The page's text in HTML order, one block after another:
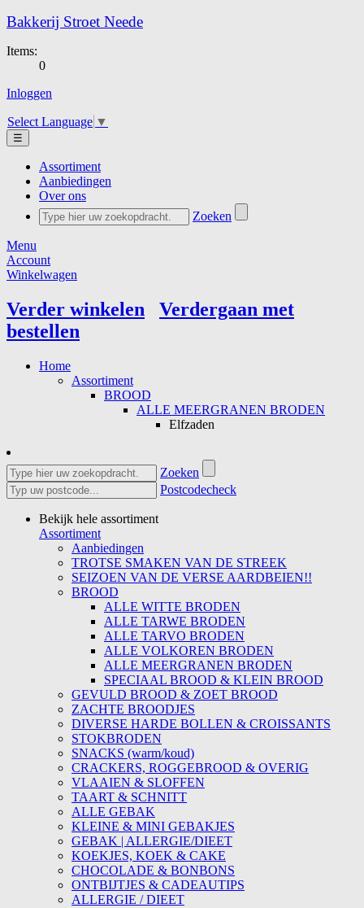
Bakkerij Stroet Neede
Items:
0
Inloggen
Select Language ▼
☰
Assortiment
Aanbiedingen
Over ons
Zoeken
Menu
Account
Winkelwagen
Verder winkelen
Verdergaan met
bestellen
Home
Assortiment
BROOD
ALLE MEERGRANEN BRODEN
Elfzaden
Zoeken
Postcodecheck
Bekijk hele assortiment
Assortiment
Aanbiedingen
TROTSE SMAKEN VAN DE STREEK
SEIZOEN VAN DE VERSE AARDBEIEN!!
BROOD
ALLE WITTE BRODEN
ALLE TARWE BRODEN
ALLE TARVO BRODEN
ALLE VOLKOREN BRODEN
ALLE MEERGRANEN BRODEN
SPECIAAL BROOD & KLEIN BROOD
GEVULD BROOD & ZOET BROOD
ZACHTE BROODJES
DIVERSE HARDE BOLLEN & CROISSANTS
STOKBRODEN
SNACKS (warm/koud)
CRACKERS, ROGGEBROOD & OVERIG
VLAAIEN & SLOFFEN
TAART & SCHNITT
ALLE GEBAK
KLEINE & MINI GEBAKJES
GEBAK | ALLERGIE/DIEET
KOEKJES, KOEK & CAKE
CHOCOLADE & BONBONS
ONTBIJTJES & CADEAUTIPS
ALLERGIE / DIEET